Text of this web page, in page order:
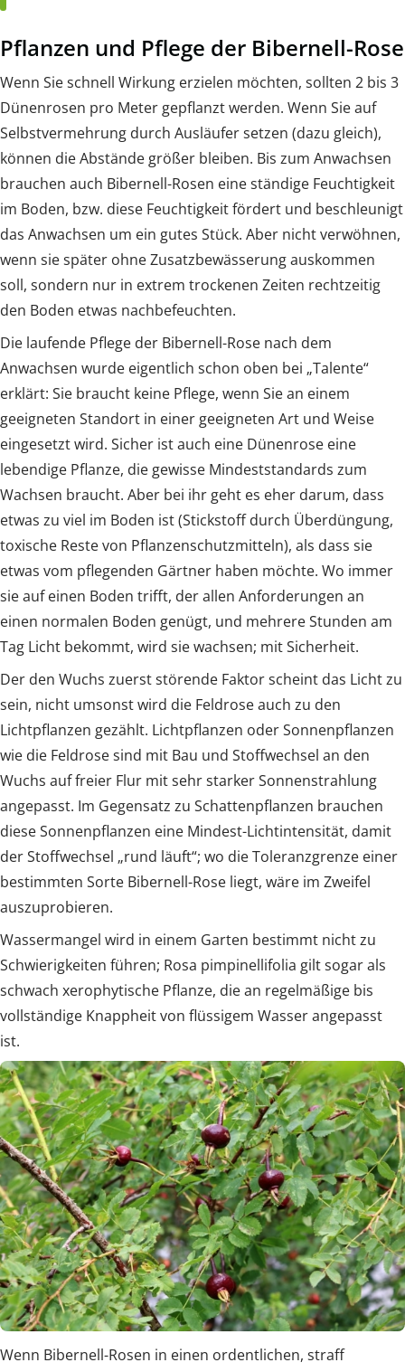
Pflanzen und Pflege der Bibernell-Rose
Wenn Sie schnell Wirkung erzielen möchten, sollten 2 bis 3
Dünenrosen pro Meter gepflanzt werden. Wenn Sie auf
Selbstvermehrung durch Ausläufer setzen (dazu gleich),
können die Abstände größer bleiben. Bis zum Anwachsen
brauchen auch Bibernell-Rosen eine ständige Feuchtigkeit
im Boden, bzw. diese Feuchtigkeit fördert und beschleunigt
das Anwachsen um ein gutes Stück. Aber nicht verwöhnen,
wenn sie später ohne Zusatzbewässerung auskommen
soll, sondern nur in extrem trockenen Zeiten rechtzeitig
den Boden etwas nachbefeuchten.
Die laufende Pflege der Bibernell-Rose nach dem
Anwachsen wurde eigentlich schon oben bei „Talente“
erklärt: Sie braucht keine Pflege, wenn Sie an einem
geeigneten Standort in einer geeigneten Art und Weise
eingesetzt wird. Sicher ist auch eine Dünenrose eine
lebendige Pflanze, die gewisse Mindeststandards zum
Wachsen braucht. Aber bei ihr geht es eher darum, dass
etwas zu viel im Boden ist (Stickstoff durch Überdüngung,
toxische Reste von Pflanzenschutzmitteln), als dass sie
etwas vom pflegenden Gärtner haben möchte. Wo immer
sie auf einen Boden trifft, der allen Anforderungen an
einen normalen Boden genügt, und mehrere Stunden am
Tag Licht bekommt, wird sie wachsen; mit Sicherheit.
Der den Wuchs zuerst störende Faktor scheint das Licht zu
sein, nicht umsonst wird die Feldrose auch zu den
Lichtpflanzen gezählt. Lichtpflanzen oder Sonnenpflanzen
wie die Feldrose sind mit Bau und Stoffwechsel an den
Wuchs auf freier Flur mit sehr starker Sonnenstrahlung
angepasst. Im Gegensatz zu Schattenpflanzen brauchen
diese Sonnenpflanzen eine Mindest-Lichtintensität, damit
der Stoffwechsel „rund läuft“; wo die Toleranzgrenze einer
bestimmten Sorte Bibernell-Rose liegt, wäre im Zweifel
auszuprobieren.
Wassermangel wird in einem Garten bestimmt nicht zu
Schwierigkeiten führen; Rosa pimpinellifolia gilt sogar als
schwach xerophytische Pflanze, die an regelmäßige bis
vollständige Knappheit von flüssigem Wasser angepasst
ist.
Wenn Bibernell-Rosen in einen ordentlichen, straff